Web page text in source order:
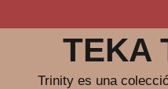
TEKA
Trinity es una